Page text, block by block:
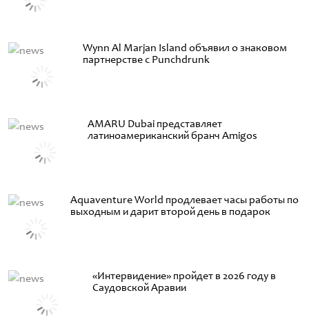
Wynn Al Marjan Island объявил о знаковом
партнерстве с Punchdrunk
AMARU Dubai представляет
латиноамериканский бранч Amigos
Aquaventure World продлевает часы работы по
выходным и дарит второй день в подарок
«Интервидение» пройдет в 2026 году в
Саудовской Аравии